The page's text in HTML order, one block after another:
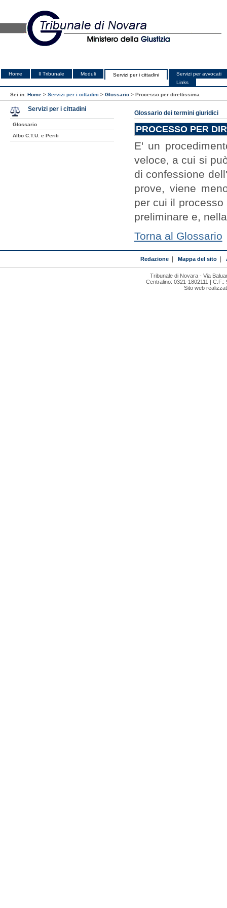
Home Il Tribunale Moduli Servizi per i cittadini
Servizi per avvocati
Links
Sei in: Home > Servizi per i cittadini > Glossario > Processo per direttissima
Glossario dei termini giuridici
PROCESSO PER
E' un
veloce, a cui si
di confessione
prove, viene
per cui il
preliminare e,
Torna al Glossario
Servizi per i cittadini
Glossario
Albo C.T.U. e Periti
Redazione| Mappa del sito|
Tribunale di Novara - Via
Centralino: 0321-1802111 |
Sito web